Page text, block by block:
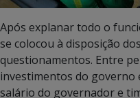
Após explanar todo o
se colocou à disposição
questionamentos. Entre
investimentos do governo
salário do governador e